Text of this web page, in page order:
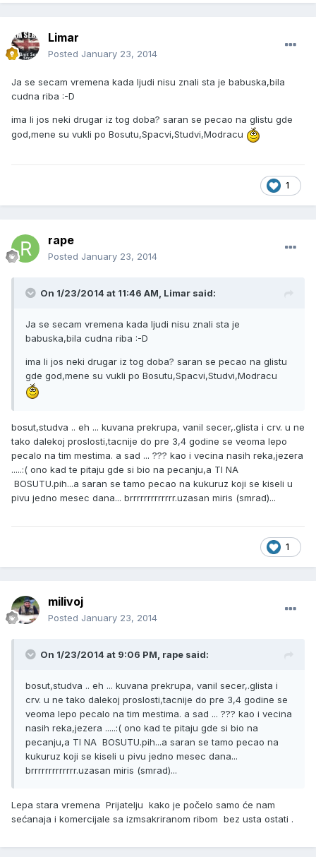
Limar
Posted January 23, 2014
Ja se secam vremena kada ljudi nisu znali sta je babuska,bila
cudna riba :-D
ima li jos neki drugar iz tog doba? saran se pecao na glistu gde
god,mene su vukli po Bosutu,Spacvi,Studvi,Modracu
1
rape
Posted January 23, 2014
On 1/23/2014 at 11:46 AM, Limar said:
Ja se secam vremena kada ljudi nisu znali sta je
babuska,bila cudna riba :-D
ima li jos neki drugar iz tog doba? saran se pecao na glistu
gde god,mene su vukli po Bosutu,Spacvi,Studvi,Modracu
bosut,studva .. eh ... kuvana prekrupa, vanil secer,.glista i crv. u ne
tako dalekoj proslosti,tacnije do pre 3,4 godine se veoma lepo
pecalo na tim mestima. a sad ... ??? kao i vecina nasih reka,jezera
.....:( ono kad te pitaju gde si bio na pecanju,a TI NA
BOSUTU.pih...a saran se tamo pecao na kukuruz koji se kiseli u
pivu jedno mesec dana... brrrrrrrrrrrrr.uzasan miris (smrad)...
1
milivoj
Posted January 23, 2014
On 1/23/2014 at 9:06 PM, rape said:
bosut,studva .. eh ... kuvana prekrupa, vanil secer,.glista i
crv. u ne tako dalekoj proslosti,tacnije do pre 3,4 godine se
veoma lepo pecalo na tim mestima. a sad ... ??? kao i vecina
nasih reka,jezera .....:( ono kad te pitaju gde si bio na
pecanju,a TI NA BOSUTU.pih...a saran se tamo pecao na
kukuruz koji se kiseli u pivu jedno mesec dana...
brrrrrrrrrrrrr.uzasan miris (smrad)...
Lepa stara vremena Prijatelju kako je počelo samo će nam
sećanaja i komercijale sa izmsakriranom ribom bez usta ostati .